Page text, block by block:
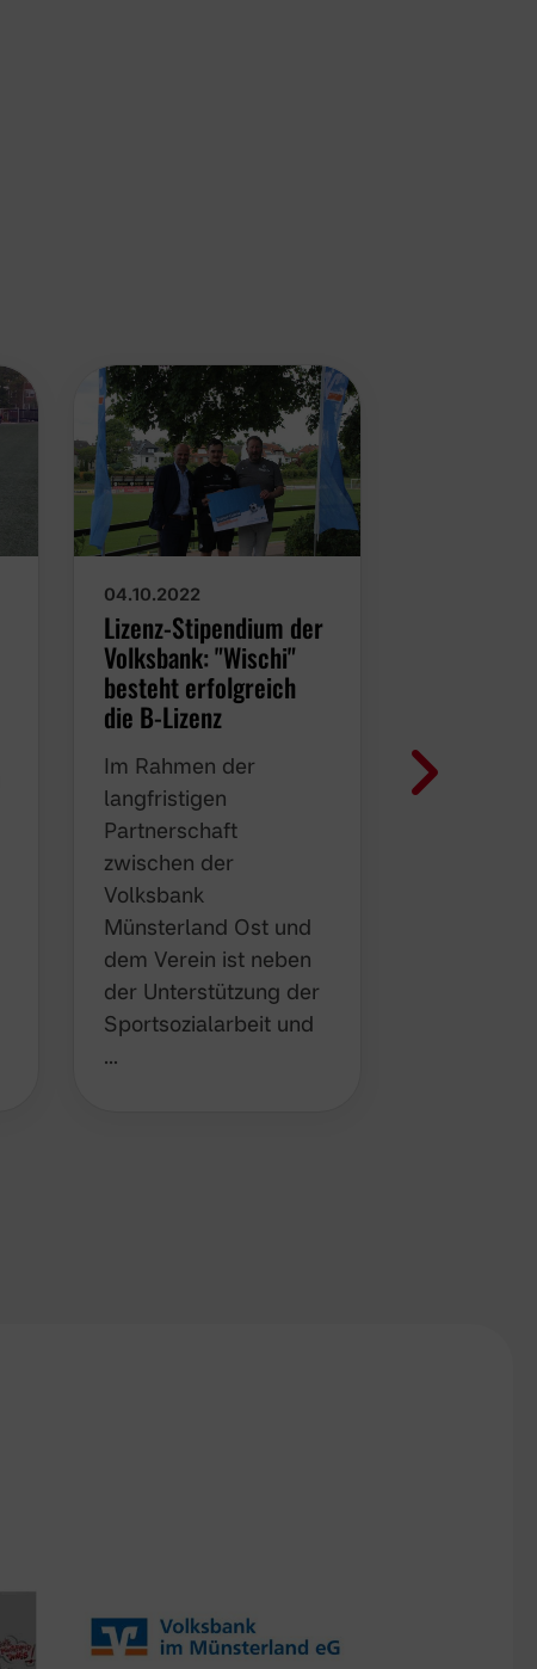
04.10.2022
Lizenz-Stipendium der
Volksbank: "Wischi"
besteht erfolgreich
die B-Lizenz
Im Rahmen der
langfristigen
Partnerschaft
zwischen der
Volksbank
Münsterland Ost und
dem Verein ist neben
der Unterstützung der
Sportsozialarbeit und
…
Der